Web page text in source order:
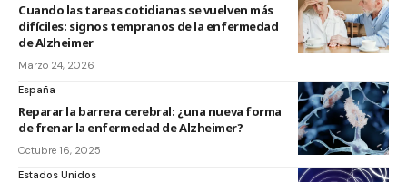
Cuando las tareas cotidianas se vuelven más
difíciles: signos tempranos de la enfermedad
de Alzheimer
Marzo 24, 2026
España
Reparar la barrera cerebral: ¿una nueva forma
de frenar la enfermedad de Alzheimer?
Octubre 16, 2025
Estados Unidos